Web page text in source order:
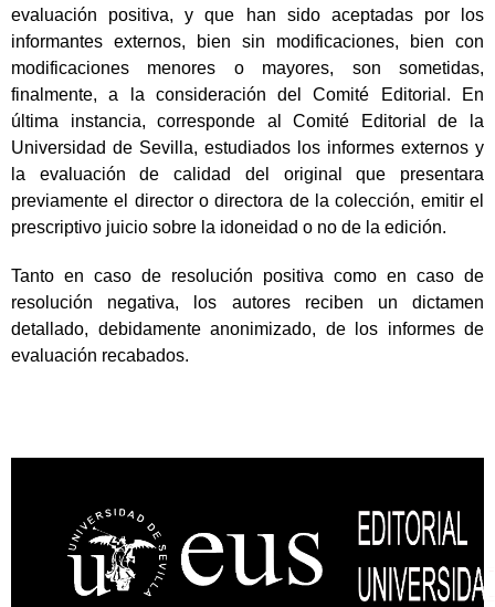
evaluación positiva, y que han sido aceptadas por los
informantes externos, bien sin modificaciones, bien con
modificaciones menores o mayores, son sometidas,
finalmente, a la consideración del Comité Editorial. En
última instancia, corresponde al Comité Editorial de la
Universidad de Sevilla, estudiados los informes externos y
la evaluación de calidad del original que presentara
previamente el director o directora de la colección, emitir el
prescriptivo juicio sobre la idoneidad o no de la edición.
Tanto en caso de resolución positiva como en caso de
resolución negativa, los autores reciben un dictamen
detallado, debidamente anonimizado, de los informes de
evaluación recabados.